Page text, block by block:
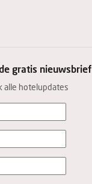
gratis nieuwsbrief
alle hotelupdates